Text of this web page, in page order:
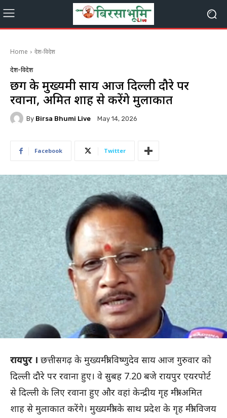
Home देश-विदेश
देश-विदेश
छग के मुख्यमंत्री साय आज दिल्ली दौरे पर
रवाना, अमित शाह से करेंगे मुलाकात
By Birsa Bhumi Live May 14, 2026
Facebook Twitter
रायपुर । छत्तीसगढ़ के मुख्यमंत्री विष्णुदेव साय आज गुरुवार काे
दिल्ली दौरे पर रवाना हुए। वे सुबह 7.20 बजे रायपुर एयरपोर्ट
से दिल्ली के लिए रवाना हुए और वहां केन्द्रीय गृह मंत्री अमित
शाह से मुलाकात करेंगे। मुख्यमंत्री के साथ प्रदेश के गृह मंत्री विजय